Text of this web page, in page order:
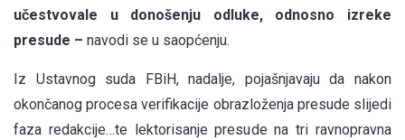
učestvovale u donošenju odluke, odnosno izreke
presude – navodi se u saopćenju.
Iz Ustavnog suda FBiH, nadalje, pojašnjavaju da nakon
okončanog procesa verifikacije obrazloženja presude slijedi
faza redakcije…te lektorisanje presude na tri ravnopravna